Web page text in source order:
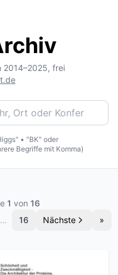
2014–2025, frei
• "BK" oder
Begriffe mit Komma)
1 von 16
… 16 Nächste »